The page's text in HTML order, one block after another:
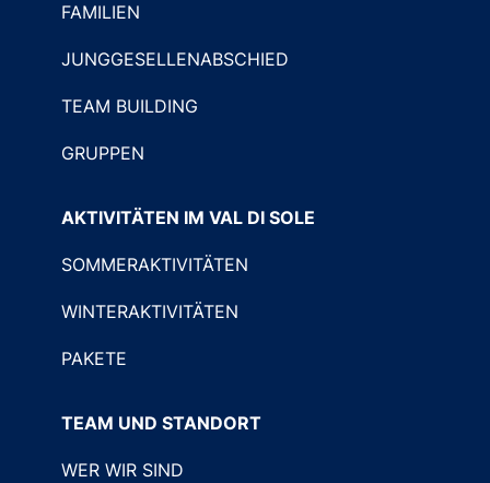
FAMILIEN
JUNGGESELLENABSCHIED
TEAM BUILDING
GRUPPEN
AKTIVITÄTEN IM VAL DI SOLE
SOMMERAKTIVITÄTEN
WINTERAKTIVITÄTEN
PAKETE
TEAM UND STANDORT
WER WIR SIND